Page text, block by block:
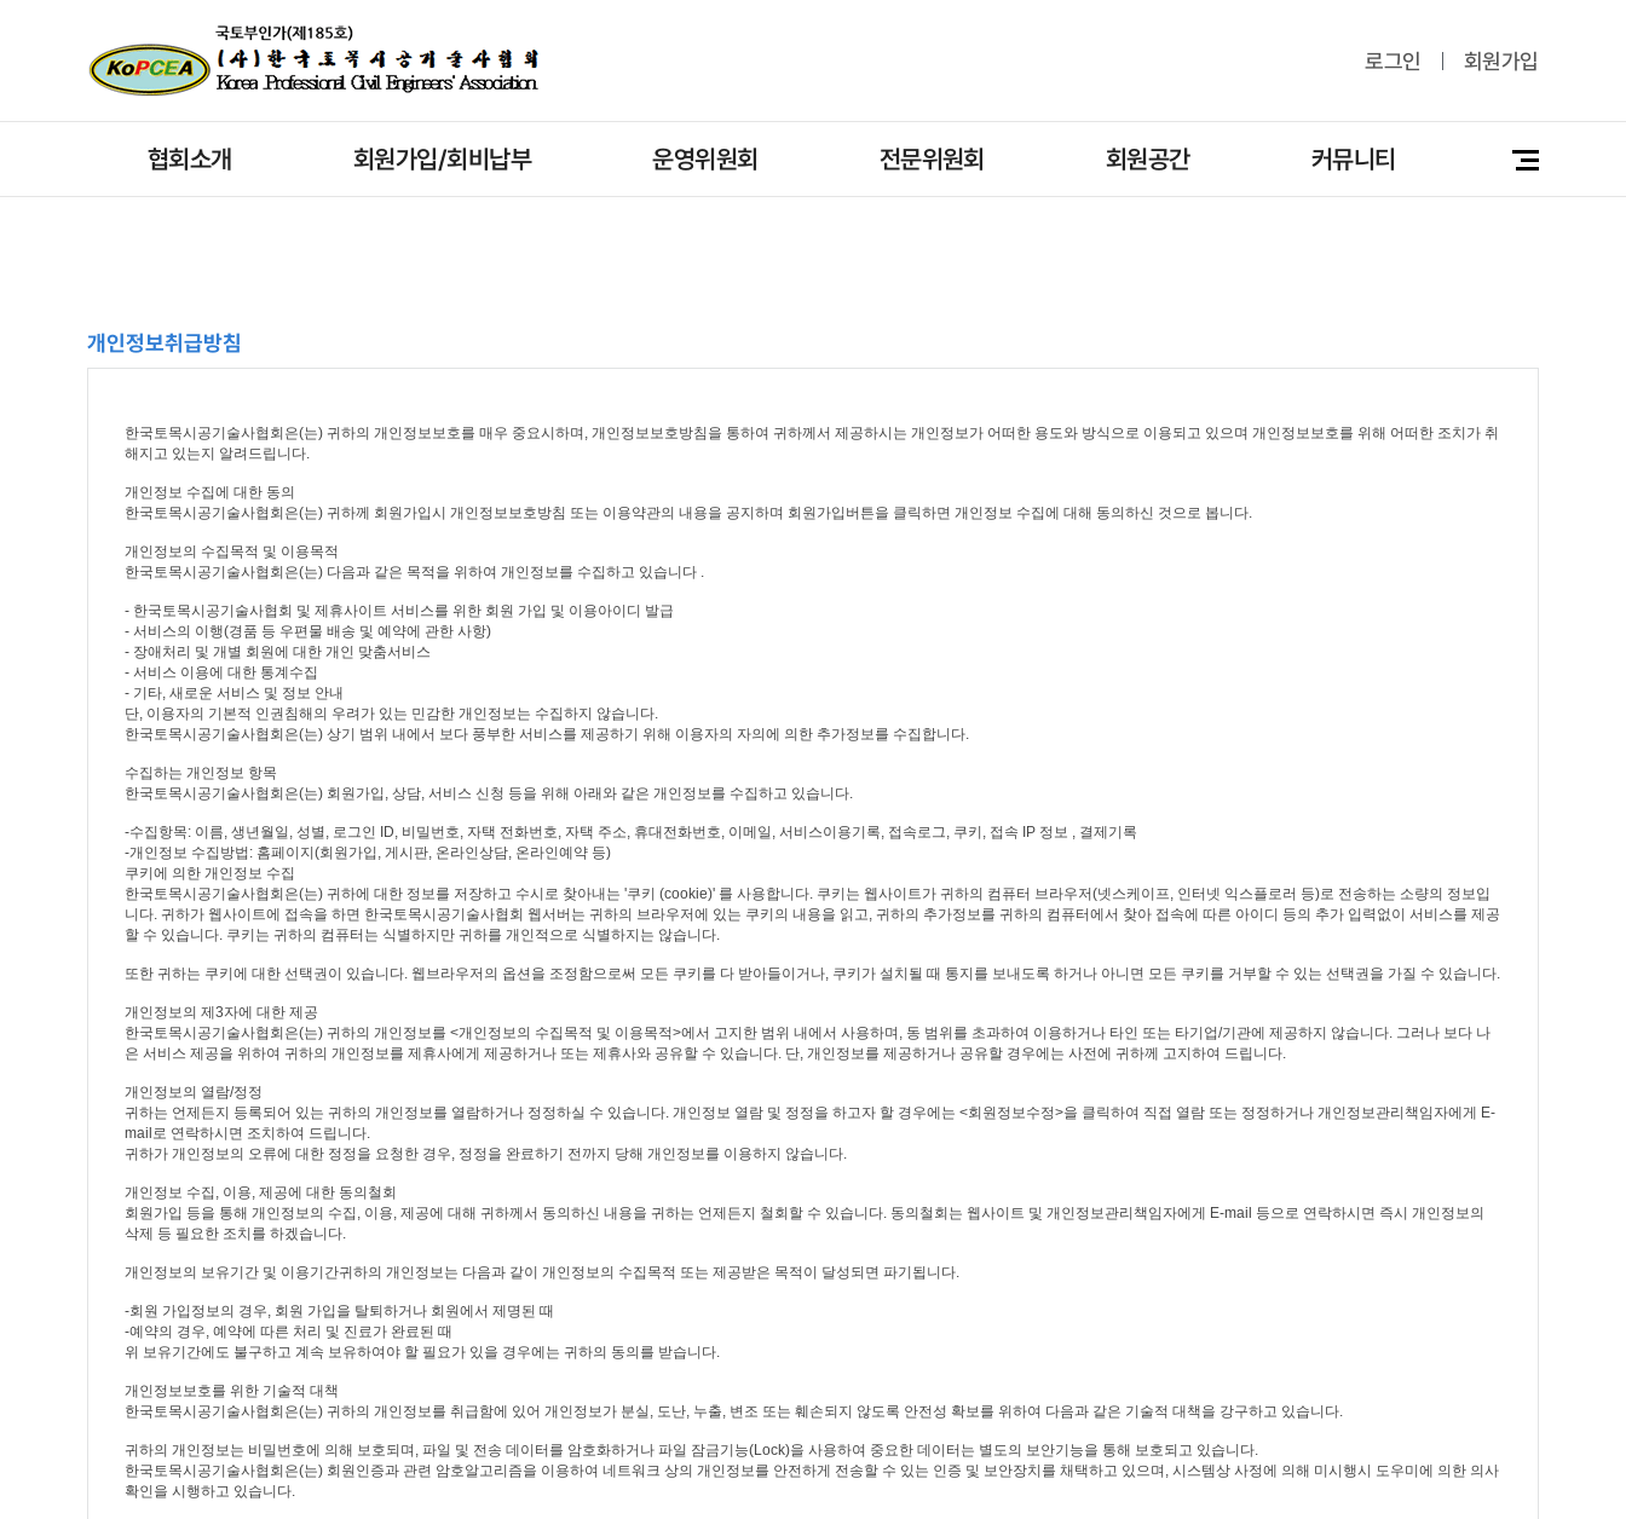
로그인 회원가입
협회소개 회원가입/회비납부 운영위원회 전문위원회 회원공간 커뮤니티
개인정보취급방침
한국토목시공기술사협회은(는) 귀하의 개인정보보호를 매우 중요시하며, 개인정보보호방침을 통하여 귀하께서 제공하시는 개인정보가 어떠한 용도와 방식으로 이용되고 있으며 개인정보보호를 위해 어떠한 조치가 취
해지고 있는지 알려드립니다.
개인정보 수집에 대한 동의
한국토목시공기술사협회은(는) 귀하께 회원가입시 개인정보보호방침 또는 이용약관의 내용을 공지하며 회원가입버튼을 클릭하면 개인정보 수집에 대해 동의하신 것으로 봅니다.
개인정보의 수집목적 및 이용목적
한국토목시공기술사협회은(는) 다음과 같은 목적을 위하여 개인정보를 수집하고 있습니다 .
- 한국토목시공기술사협회 및 제휴사이트 서비스를 위한 회원 가입 및 이용아이디 발급
- 서비스의 이행(경품 등 우편물 배송 및 예약에 관한 사항)
- 장애처리 및 개별 회원에 대한 개인 맞춤서비스
- 서비스 이용에 대한 통계수집
- 기타, 새로운 서비스 및 정보 안내
단, 이용자의 기본적 인권침해의 우려가 있는 민감한 개인정보는 수집하지 않습니다.
한국토목시공기술사협회은(는) 상기 범위 내에서 보다 풍부한 서비스를 제공하기 위해 이용자의 자의에 의한 추가정보를 수집합니다.
수집하는 개인정보 항목
한국토목시공기술사협회은(는) 회원가입, 상담, 서비스 신청 등을 위해 아래와 같은 개인정보를 수집하고 있습니다.
-수집항목: 이름, 생년월일, 성별, 로그인 ID, 비밀번호, 자택 전화번호, 자택 주소, 휴대전화번호, 이메일, 서비스이용기록, 접속로그, 쿠키, 접속 IP 정보 , 결제기록
-개인정보 수집방법: 홈페이지(회원가입, 게시판, 온라인상담, 온라인예약 등)
쿠키에 의한 개인정보 수집
한국토목시공기술사협회은(는) 귀하에 대한 정보를 저장하고 수시로 찾아내는 '쿠키 (cookie)' 를 사용합니다. 쿠키는 웹사이트가 귀하의 컴퓨터 브라우저(넷스케이프, 인터넷 익스플로러 등)로 전송하는 소량의 정보입
니다. 귀하가 웹사이트에 접속을 하면 한국토목시공기술사협회 웹서버는 귀하의 브라우저에 있는 쿠키의 내용을 읽고, 귀하의 추가정보를 귀하의 컴퓨터에서 찾아 접속에 따른 아이디 등의 추가 입력없이 서비스를 제공
할 수 있습니다. 쿠키는 귀하의 컴퓨터는 식별하지만 귀하를 개인적으로 식별하지는 않습니다.
또한 귀하는 쿠키에 대한 선택권이 있습니다. 웹브라우저의 옵션을 조정함으로써 모든 쿠키를 다 받아들이거나, 쿠키가 설치될 때 통지를 보내도록 하거나 아니면 모든 쿠키를 거부할 수 있는 선택권을 가질 수 있습니다.
개인정보의 제3자에 대한 제공
한국토목시공기술사협회은(는) 귀하의 개인정보를 <개인정보의 수집목적 및 이용목적>에서 고지한 범위 내에서 사용하며, 동 범위를 초과하여 이용하거나 타인 또는 타기업/기관에 제공하지 않습니다. 그러나 보다 나
은 서비스 제공을 위하여 귀하의 개인정보를 제휴사에게 제공하거나 또는 제휴사와 공유할 수 있습니다. 단, 개인정보를 제공하거나 공유할 경우에는 사전에 귀하께 고지하여 드립니다.
개인정보의 열람/정정
귀하는 언제든지 등록되어 있는 귀하의 개인정보를 열람하거나 정정하실 수 있습니다. 개인정보 열람 및 정정을 하고자 할 경우에는 <회원정보수정>을 클릭하여 직접 열람 또는 정정하거나 개인정보관리책임자에게 E-
mail로 연락하시면 조치하여 드립니다.
귀하가 개인정보의 오류에 대한 정정을 요청한 경우, 정정을 완료하기 전까지 당해 개인정보를 이용하지 않습니다.
개인정보 수집, 이용, 제공에 대한 동의철회
회원가입 등을 통해 개인정보의 수집, 이용, 제공에 대해 귀하께서 동의하신 내용을 귀하는 언제든지 철회할 수 있습니다. 동의철회는 웹사이트 및 개인정보관리책임자에게 E-mail 등으로 연락하시면 즉시 개인정보의
삭제 등 필요한 조치를 하겠습니다.
개인정보의 보유기간 및 이용기간귀하의 개인정보는 다음과 같이 개인정보의 수집목적 또는 제공받은 목적이 달성되면 파기됩니다.
-회원 가입정보의 경우, 회원 가입을 탈퇴하거나 회원에서 제명된 때
-예약의 경우, 예약에 따른 처리 및 진료가 완료된 때
위 보유기간에도 불구하고 계속 보유하여야 할 필요가 있을 경우에는 귀하의 동의를 받습니다.
개인정보보호를 위한 기술적 대책
한국토목시공기술사협회은(는) 귀하의 개인정보를 취급함에 있어 개인정보가 분실, 도난, 누출, 변조 또는 훼손되지 않도록 안전성 확보를 위하여 다음과 같은 기술적 대책을 강구하고 있습니다.
귀하의 개인정보는 비밀번호에 의해 보호되며, 파일 및 전송 데이터를 암호화하거나 파일 잠금기능(Lock)을 사용하여 중요한 데이터는 별도의 보안기능을 통해 보호되고 있습니다.
한국토목시공기술사협회은(는) 회원인증과 관련 암호알고리즘을 이용하여 네트워크 상의 개인정보를 안전하게 전송할 수 있는 인증 및 보안장치를 채택하고 있으며, 시스템상 사정에 의해 미시행시 도우미에 의한 의사
확인을 시행하고 있습니다.